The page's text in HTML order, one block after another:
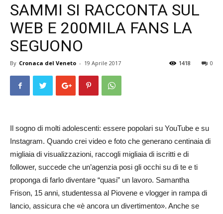
SAMMI SI RACCONTA SUL
WEB E 200MILA FANS LA
SEGUONO
By Cronaca del Veneto - 19 Aprile 2017 0
1418
Il sogno di molti adolescenti: essere popolari su YouTube e su
Instagram. Quando crei video e foto che generano centinaia di
migliaia di visualizzazioni, raccogli mi­gliaia di iscritti e di
follower, succede che un’agenzia posi gli occhi su di te e ti
proponga di farlo diventare “quasi” un lavoro. Samantha
Frison, 15 anni, studentessa al Piovene e vlogger in rampa di
lancio, assicura che «è ancora un divertimento». Anche se